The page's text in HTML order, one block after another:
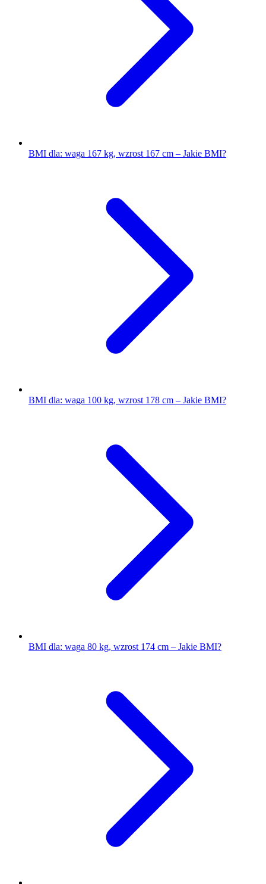
BMI dla: waga 167 kg, wzrost 167 cm – Jakie BMI?
BMI dla: waga 100 kg, wzrost 178 cm – Jakie BMI?
BMI dla: waga 80 kg, wzrost 174 cm – Jakie BMI?